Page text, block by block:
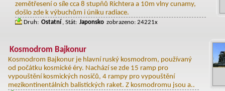
zemětřesení o síle cca 8 stupňů Richtera a 10m vlny cunamy,
došlo zde k výbuchům i úniku radiace.
Druh: Ostatní , Stát: Japonsko zobrazeno: 24221x
Kosmodrom Bajkonur
Kosmodrom Bajkonur je hlavní ruský kosmodrom, používaný
od počátku kosmické éry. Nachází se zde 15 ramp pro
vypouštění kosmických nosičů, 4 rampy pro vypouštění
mezikontinentálních balistických raket. Z kosmodromu jsou a..